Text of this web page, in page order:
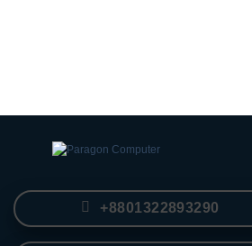
+8801322893290